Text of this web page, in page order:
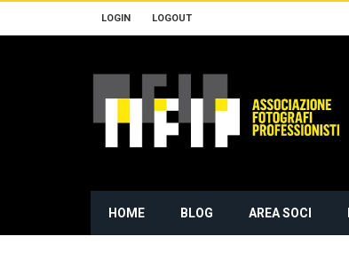
LOGIN LOGOUT
HOME BLOG AREA SOCI